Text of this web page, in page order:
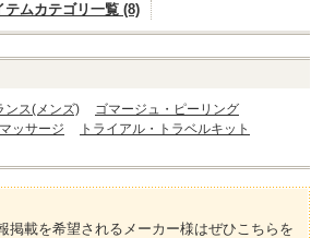
テムカテゴリ一覧 (8)
ンス(メンズ)
ゴマージュ・ピーリング
ッサージ
トライアル・トラベルキット
掲載を希望されるメーカー様はぜひこちらを